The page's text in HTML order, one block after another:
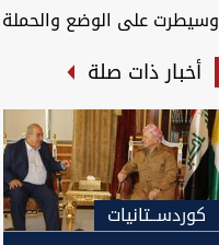
وسيطرت على الوضع
أخبار ذات صلة
كوردســتانيات